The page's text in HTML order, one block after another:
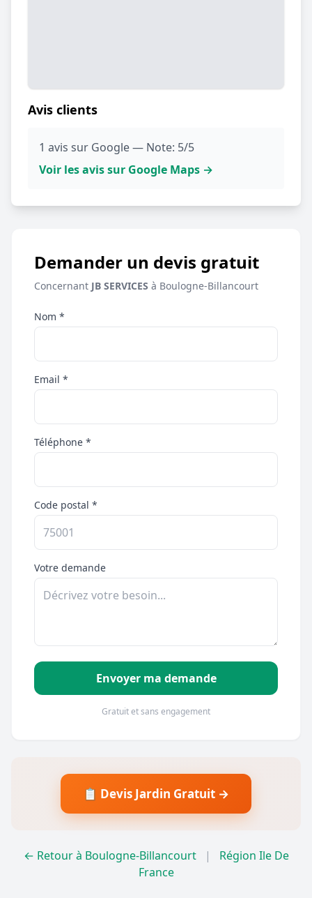
Avis clients
1 avis sur Google — Note: 5/5
Voir les avis sur Google Maps →
Demander un devis gratuit
Concernant JB SERVICES à Boulogne-Billancourt
Nom *
Email *
Téléphone *
Code postal *
Votre demande
Envoyer ma demande
Gratuit et sans engagement
📋 Devis Jardin Gratuit →
← Retour à Boulogne-Billancourt |
Région Ile De
France